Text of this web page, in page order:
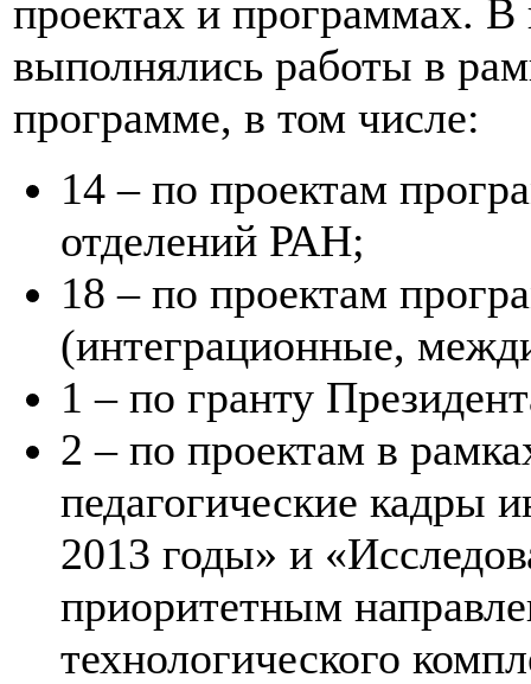
проектах и программах.
выполнялись работы в
программе, в том числе:
14 – по проектам
отделений РАН;
18 – по проектам
(интеграционные,
1 – по гранту
2 – по проектам в
педагогические кадры
2013 годы» и
приоритетным
технологического